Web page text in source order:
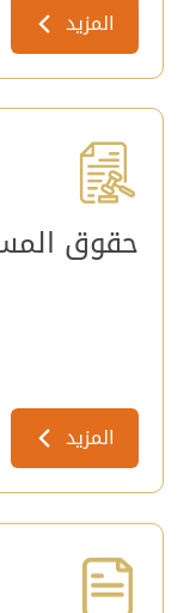
المزيد
ﺣﻘﻮﻕ
المزيد